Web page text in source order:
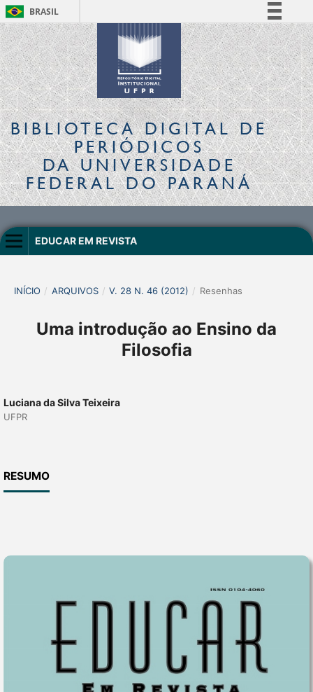
BRASIL
Simplifique!
Comunica BR
Participe
Acesso à informação
Legislação
Canais
BIBLIOTECA DIGITALDE
PERIÓDICOS
DA UNIVERSIDADE
FEDERAL DO PARANÁ
EDUCAR EM REVISTA
INÍCIO / ARQUIVOS / V. 28 N. 46 (2012) / Resenhas
Uma introdução ao Ensino da
Filosofia
Luciana da Silva Teixeira
UFPR
RESUMO